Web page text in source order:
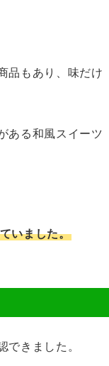
品もあり、味だけ
ある和風スイーツ
いました。
きました。